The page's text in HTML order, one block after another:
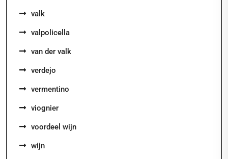
valk
valpolicella
van der valk
verdejo
vermentino
viognier
voordeel wijn
wijn